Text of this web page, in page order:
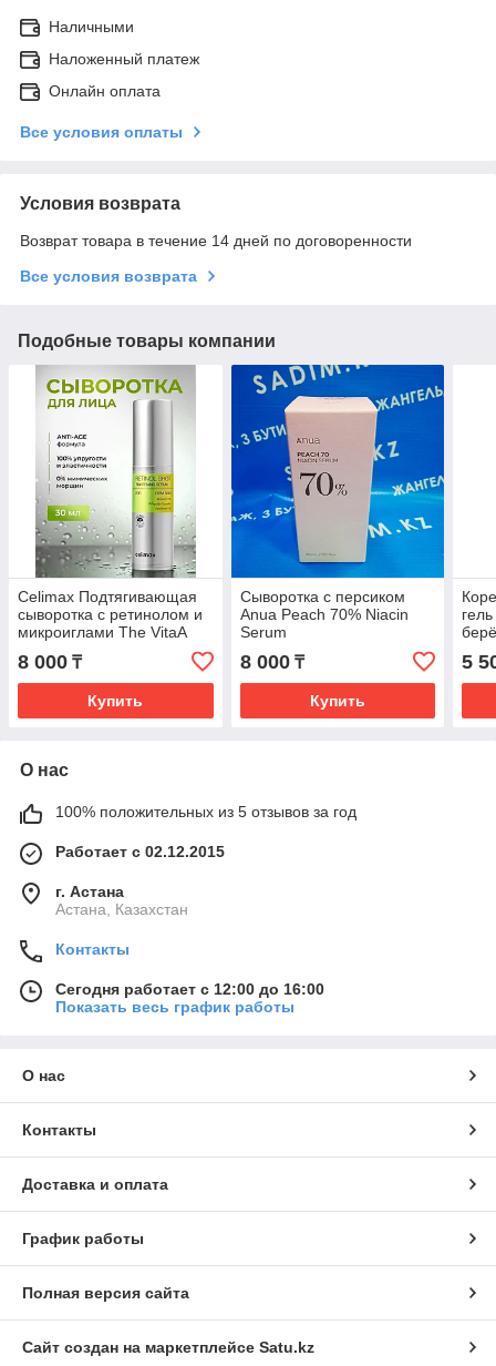
Наличными
Наложенный платеж
Онлайн оплата
Все условия оплаты
Условия возврата
Возврат товара в течение 14 дней по договоренности
Все условия возврата
Подобные товары компании
Celimax Подтягивающая
сыворотка с ретинолом и
микроиглами The VitaA
Retinol Shot Tightening
Serum 30 мл.
8 000 ₸
Купить
Сыворотка с персиком
Anua Peach 70% Niacin
Serum
8 000₸
Купить
5
О нас
100% положительных из 5 отзывов за год
Работает с 02.12.2015
г. Астана
Астана, Казахстан
Контакты
Сегодня работает с 12:00 до 16:00
Показать весь график работы
О нас
Контакты
Доставка и оплата
График работы
Полная версия сайта
Сайт создан на маркетплейсе Satu.kz